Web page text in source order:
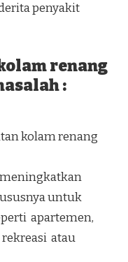
penyakit
renang
:
kolam renang
untuk
apartemen,
atau